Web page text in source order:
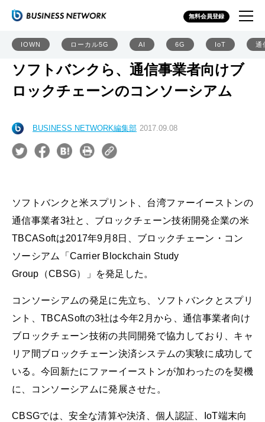
無料会員登録
IOWN ローカル5G AI 6G IoT 通
ソフトバンクら、通信事業者向けブ
ロックチェーンのコンソーシアム
BUSINESS NETWORK編集部 2017.09.08
ソフトバンクと米スプリント、台湾ファーイーストンの
通信事業者3社と、ブロックチェーン技術開発企業の米
TBCASoftは2017年9月8日、ブロックチェーン・コン
ソーシアム「Carrier Blockchain Study
Group（CBSG）」を発足した。
コンソーシアムの発足に先立ち、ソフトバンクとスプリ
ント、TBCASoftの3社は今年2月から、通信事業者向け
ブロックチェーン技術の共同開発で協力しており、キャ
リア間ブロックチェーン決済システムの実験に成功して
いる。今回新たにファーイーストンが加わったのを契機
に、コンソーシアムに発展させた。
CBSGでは、安全な清算や決済、個人認証、IoT端末向